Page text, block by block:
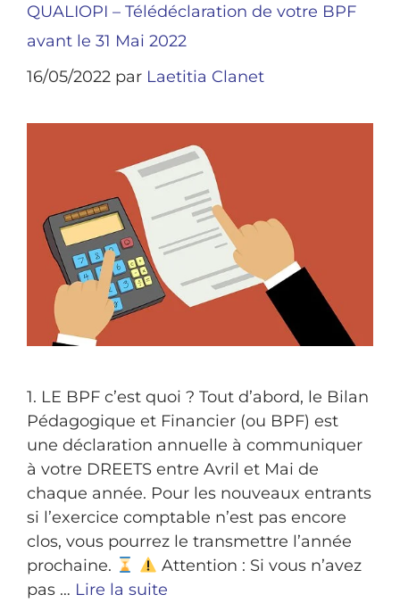
QUALIOPI – Télédéclaration de votre BPF
avant le 31 Mai 2022
16/05/2022 par Laetitia Clanet
1. LE BPF c’est quoi ? Tout d’abord, le Bilan
Pédagogique et Financier (ou BPF) est
une déclaration annuelle à communiquer
à votre DREETS entre Avril et Mai de
chaque année. Pour les nouveaux entrants
si l’exercice comptable n’est pas encore
clos, vous pourrez le transmettre l’année
prochaine.
Attention : Si vous n’avez
pas … Lire la suite